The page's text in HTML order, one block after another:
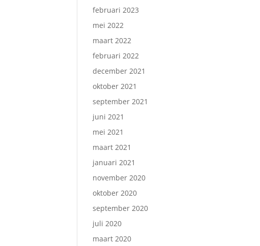
februari 2023
mei 2022
maart 2022
februari 2022
december 2021
oktober 2021
september 2021
juni 2021
mei 2021
maart 2021
januari 2021
november 2020
oktober 2020
september 2020
juli 2020
maart 2020